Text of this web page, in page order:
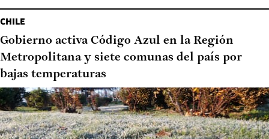
CHILE
Gobierno activa Código Azul en la Región
Metropolitana y siete comunas del país por
bajas temperaturas